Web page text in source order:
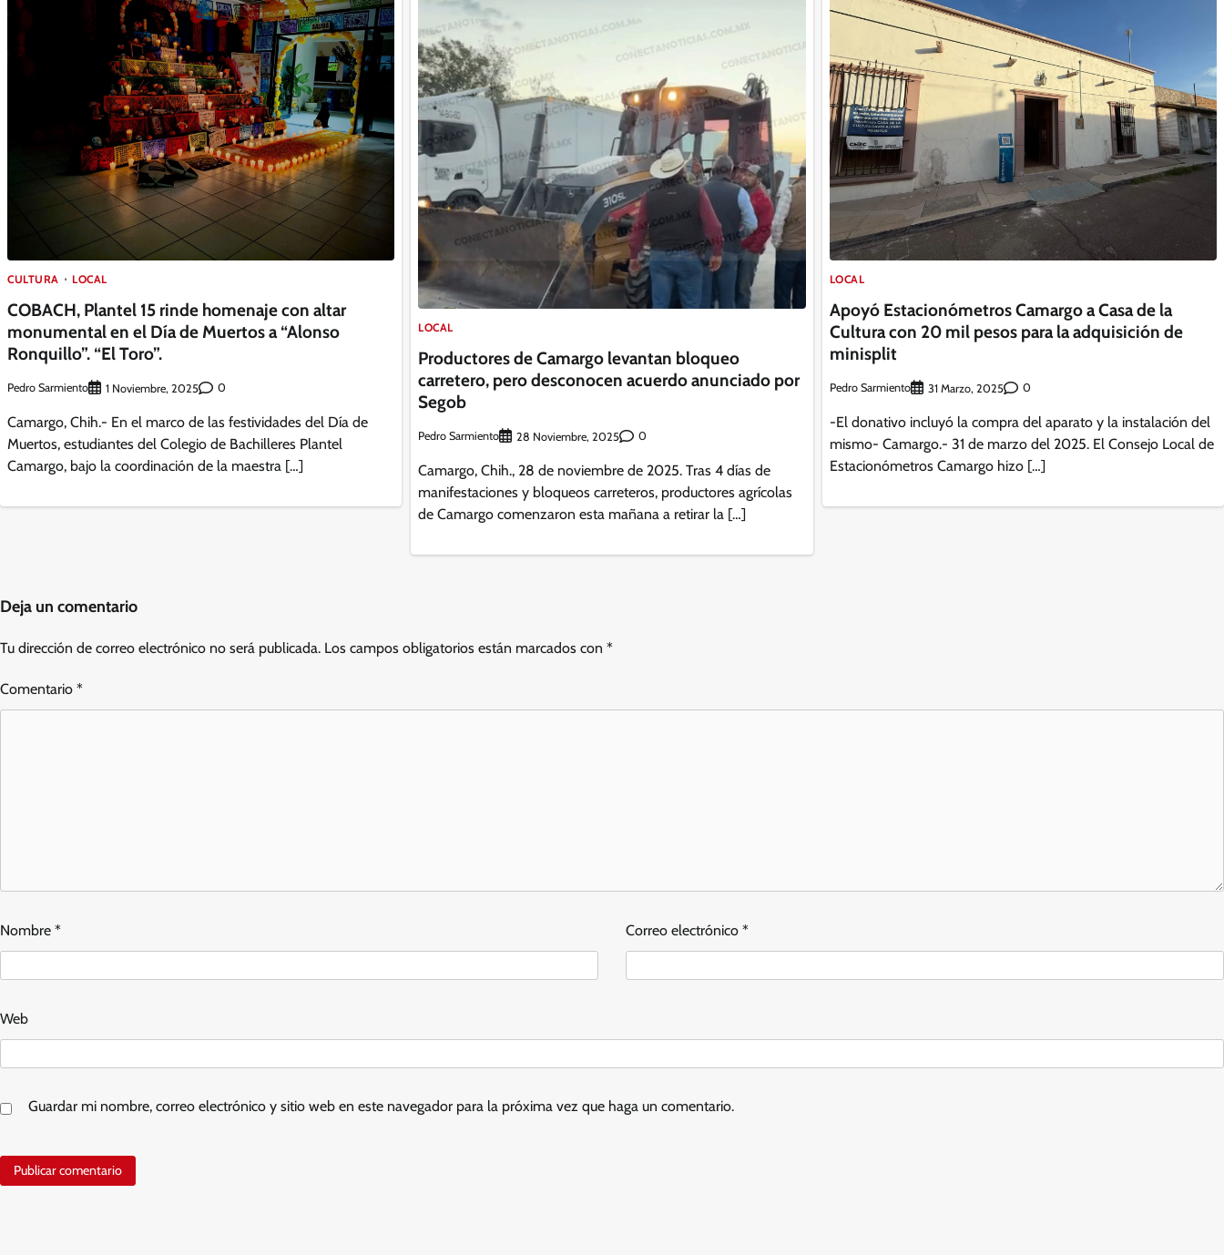
CULTURA LOCAL
COBACH, Plantel 15 rinde homenaje con altar
monumental en el Día de Muertos a “Alonso
Ronquillo”. “El Toro”.
Pedro Sarmiento 1 Noviembre, 2025 0
Camargo, Chih.- En el marco de las festividades del Día de
Muertos, estudiantes del Colegio de Bachilleres Plantel
Camargo, bajo la coordinación de la maestra […]
LOCAL
Productores de Camargo levantan bloqueo
carretero, pero desconocen acuerdo anunciado por
Segob
Pedro Sarmiento 28 Noviembre, 2025 0
Camargo, Chih., 28 de noviembre de 2025. Tras 4 días de
manifestaciones y bloqueos carreteros, productores agrícolas
de Camargo comenzaron esta mañana a retirar la […]
LOCAL
Apoyó Estacionómetros Camargo a Casa de la
Cultura con 20 mil pesos para la adquisición de
minisplit
Pedro Sarmiento 31 Marzo, 2025 0
-El donativo incluyó la compra del aparato y la instalación del
mismo- Camargo.- 31 de marzo del 2025. El Consejo Local de
Estacionómetros Camargo hizo […]
Deja un comentario
Tu dirección de correo electrónico no será publicada. Los campos obligatorios están marcados con *
Comentario *
Nombre * Correo electrónico *
Web
Guardar mi nombre, correo electrónico y sitio web en este navegador para la próxima vez que haga un comentario.